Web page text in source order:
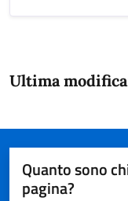
Ultima
Quanto sono
pagina?